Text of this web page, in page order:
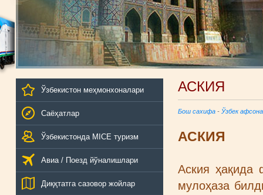
Ўзбекистон меҳмонхоналари
Саёҳатлар
Ўзбекистонда MICE туризм
Авиа / Поезд йўналишлари
Диққтатга сазовор жойлар
АСКИЯ
Бош сахифа - Ўзбек
АСКИЯ
Аския ҳақида
мулоҳаза